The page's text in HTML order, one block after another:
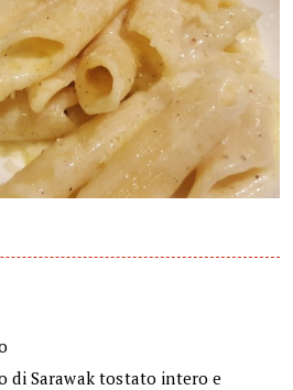
di Sarawak tostato intero e